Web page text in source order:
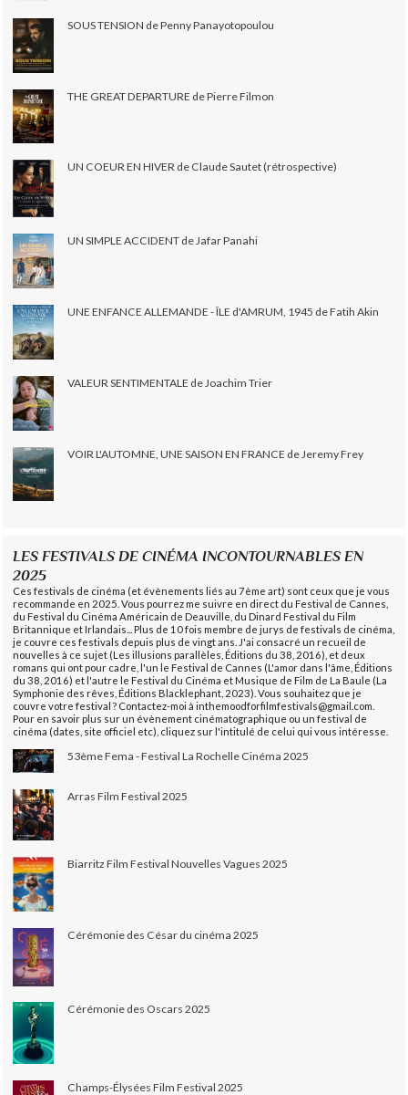
SOUS TENSION de Penny Panayotopoulou
THE GREAT DEPARTURE de Pierre Filmon
UN COEUR EN HIVER de Claude Sautet (rétrospective)
UN SIMPLE ACCIDENT de Jafar Panahi
UNE ENFANCE ALLEMANDE - ÎLE d'AMRUM, 1945 de Fatih Akin
VALEUR SENTIMENTALE de Joachim Trier
VOIR L'AUTOMNE, UNE SAISON EN FRANCE de Jeremy Frey
LES FESTIVALS DE CINÉMA INCONTOURNABLES EN
2025
Ces festivals de cinéma (et évènements liés au 7ème art) sont ceux que je vous
recommande en 2025. Vous pourrez me suivre en direct du Festival de Cannes,
du Festival du Cinéma Américain de Deauville, du Dinard Festival du Film
Britannique et Irlandais... Plus de 10 fois membre de jurys de festivals de cinéma,
je couvre ces festivals depuis plus de vingt ans. J'ai consacré un recueil de
nouvelles à ce sujet (Les illusions parallèles, Éditions du 38, 2016), et deux
romans qui ont pour cadre, l'un le Festival de Cannes (L'amor dans l'âme, Éditions
du 38, 2016) et l'autre le Festival du Cinéma et Musique de Film de La Baule (La
Symphonie des rêves, Éditions Blacklephant, 2023). Vous souhaitez que je
couvre votre festival ? Contactez-moi à inthemoodforfilmfestivals@gmail.com.
Pour en savoir plus sur un évènement cinématographique ou un festival de
cinéma (dates, site officiel etc), cliquez sur l'intitulé de celui qui vous intéresse.
53ème Fema - Festival La Rochelle Cinéma 2025
Arras Film Festival 2025
Biarritz Film Festival Nouvelles Vagues 2025
Cérémonie des César du cinéma 2025
Cérémonie des Oscars 2025
Champs-Élysées Film Festival 2025